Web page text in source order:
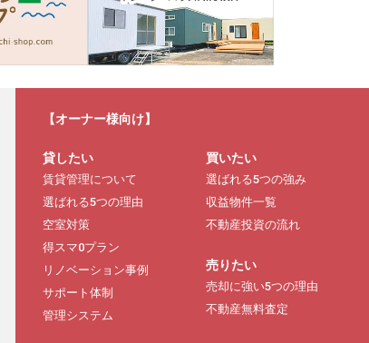
【オーナー様向け】
貸したい
賃貸管理について
選ばれる5つの理由
空室対策
得スマ0プラン
リノベーション事例
サポート体制
管理システム
買いたい
選ばれる5つの強み
収益物件一覧
不動産投資の流れ
売りたい
売却に強い5つの理由
不動産無料査定